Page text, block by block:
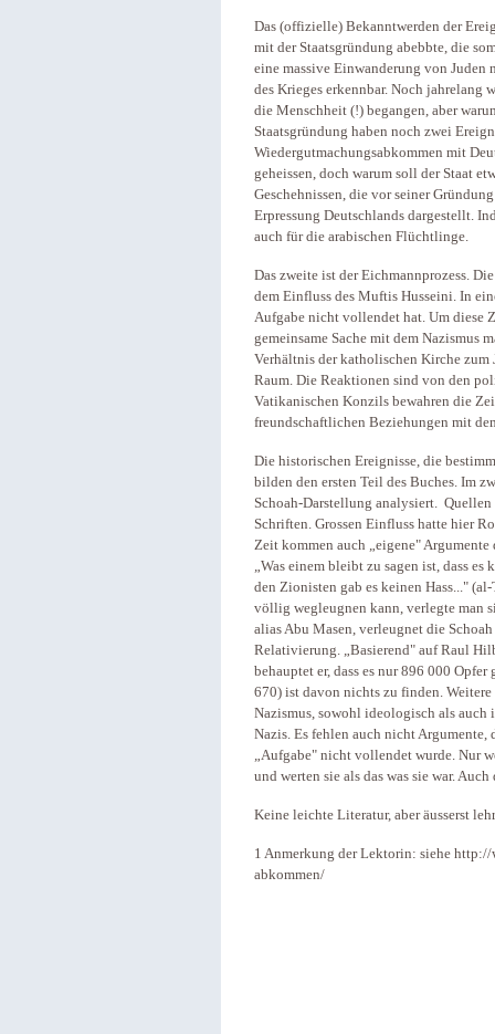
Das (offizielle) Bekanntwerden der
mit der Staatsgründung abebbte, die
eine massive Einwanderung von Juden
des Krieges erkennbar. Noch jahrelang
die Menschheit (!) begangen, aber
Staatsgründung haben noch zwei
Wiedergutmachungsabkommen mit
geheissen, doch warum soll der Staat
Geschehnissen, die vor seiner
Erpressung Deutschlands dargestellt.
auch für die arabischen Flüchtlinge.
Das zweite ist der Eichmannprozess.
dem Einfluss des Muftis Husseini. In
Aufgabe nicht vollendet hat. Um diese
gemeinsame Sache mit dem Nazismus
Verhältnis der katholischen Kirche zum
Raum. Die Reaktionen sind von den
Vatikanischen Konzils bewahren die
freundschaftlichen Beziehungen mit
Die historischen Ereignisse, die
bilden den ersten Teil des Buches. Im
Schoah-Darstellung analysiert.
Schriften. Grossen Einfluss hatte hier
Zeit kommen auch „eigene"
„Was einem bleibt zu sagen ist, dass
den Zionisten gab es keinen Hass..."
völlig wegleugnen kann, verlegte man
alias Abu Masen, verleugnet die
Relativierung. „Basierend" auf Raul
behauptet er, dass es nur 896 000
670) ist davon nichts zu finden.
Nazismus, sowohl ideologisch als
Nazis. Es fehlen auch nicht Argumente,
„Aufgabe" nicht vollendet wurde. Nur
und werten sie als das was sie war.
Keine leichte Literatur, aber äusserst
1 Anmerkung der Lektorin: siehe
abkommen/